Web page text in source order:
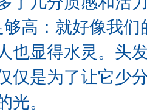
高：就好像我
也显得水灵。头
仅是为了让它少
光。